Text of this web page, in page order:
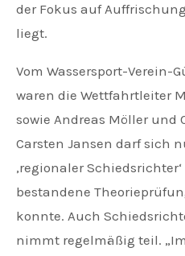
der Fokus auf
liegt.
Vom Wassersport-Verein-
waren die Wettfahrtleiter
sowie Andreas Möller und
Carsten Jansen darf sich
‚regionaler
bestandene
konnte. Auch
nimmt regelmäßig teil.